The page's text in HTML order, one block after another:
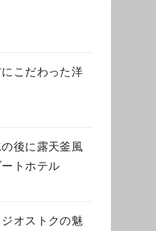
こだわった洋
後に露天釜風
トホテル
ジオストクの魅